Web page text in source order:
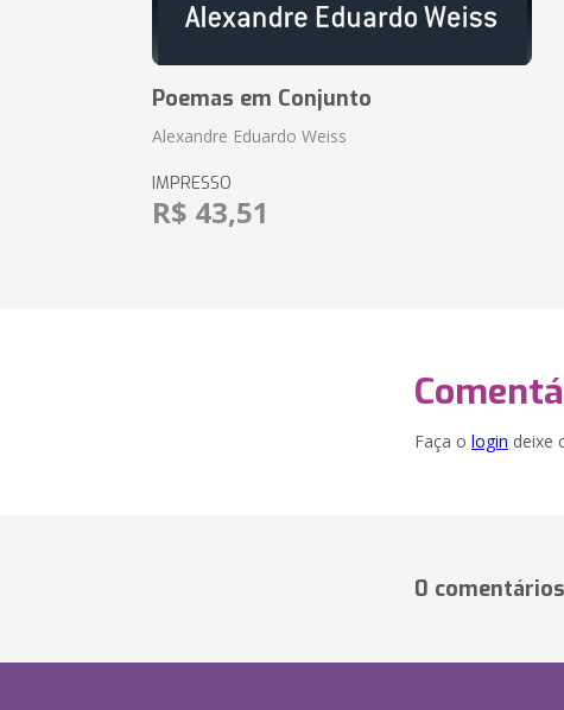
Poemas em Conjunto
Alexandre Eduardo Weiss
IMPRESSO
R$ 43,51
Faça o login deixe
0 comentários